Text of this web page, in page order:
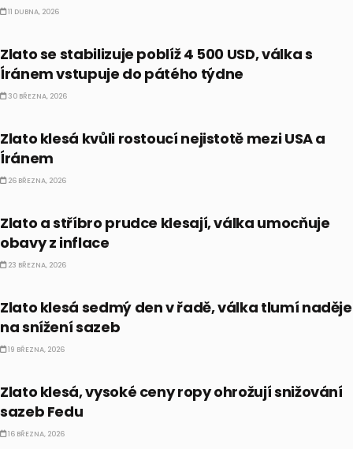
11 DUBNA, 2026
Zlato se stabilizuje poblíž 4 500 USD, válka s
Íránem vstupuje do pátého týdne
30 BŘEZNA, 2026
Zlato klesá kvůli rostoucí nejistotě mezi USA a
Íránem
26 BŘEZNA, 2026
Zlato a stříbro prudce klesají, válka umocňuje
obavy z inflace
23 BŘEZNA, 2026
Zlato klesá sedmý den v řadě, válka tlumí naděje
na snížení sazeb
19 BŘEZNA, 2026
Zlato klesá, vysoké ceny ropy ohrožují snižování
sazeb Fedu
16 BŘEZNA, 2026